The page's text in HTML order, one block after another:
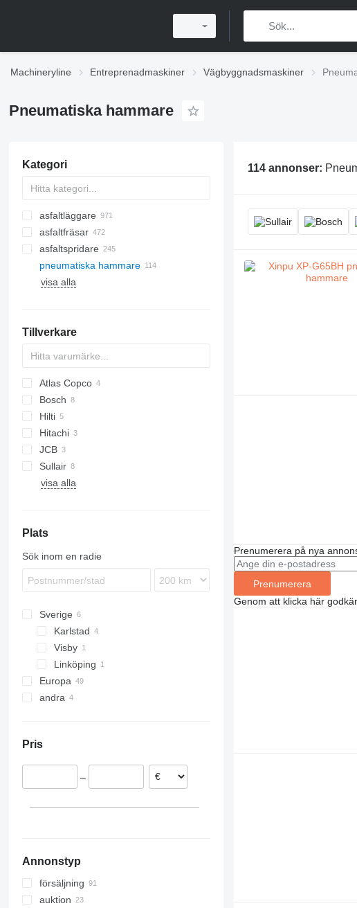
Machineryline Entreprenadmaskiner Vägbyggnadsmaskiner
Pneumatiska hammare
Kategori
asfaltläggare
bandburna asfaltläggare
hjulburna asfaltläggare
asfaltfräsar
asfaltspridare
pneumatiska hammare
visa alla
Tillverkare
Atlas Copco
TEX
Bosch
GSH
Hilti
TE
Hitachi
JCB
E-series
Sullair
visa alla
Plats
Sök inom en radie
Sverige
Karlstad
Visby
Linköping
Europa
Tyskland
Litauen
Spanien
andra
Pris
–
Annonstyp
försäljning
auktion
114 annonser:
Prenumerera på nya
Prenumerera
Genom att klicka här